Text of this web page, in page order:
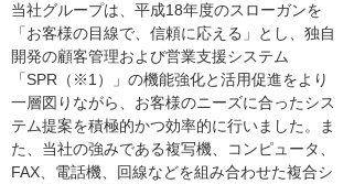
当社グループは、平成18年度のスローガンを
「お客様の目線で、信頼に応える」とし、独自
開発の顧客管理および営業支援システム
「SPR（※1）」の機能強化と活用促進をより
一層図りながら、お客様のニーズに合ったシス
テム提案を積極的かつ効率的に行いました。ま
た、当社の強みである複写機、コンピュータ、
FAX、電話機、回線などを組み合わせた複合シ